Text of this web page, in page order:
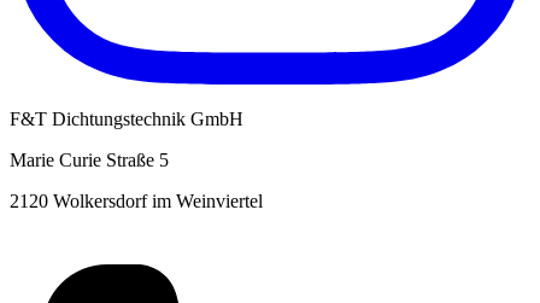
F&T Dichtungstechnik GmbH
Marie Curie Straße 5
2120 Wolkersdorf im Weinviertel